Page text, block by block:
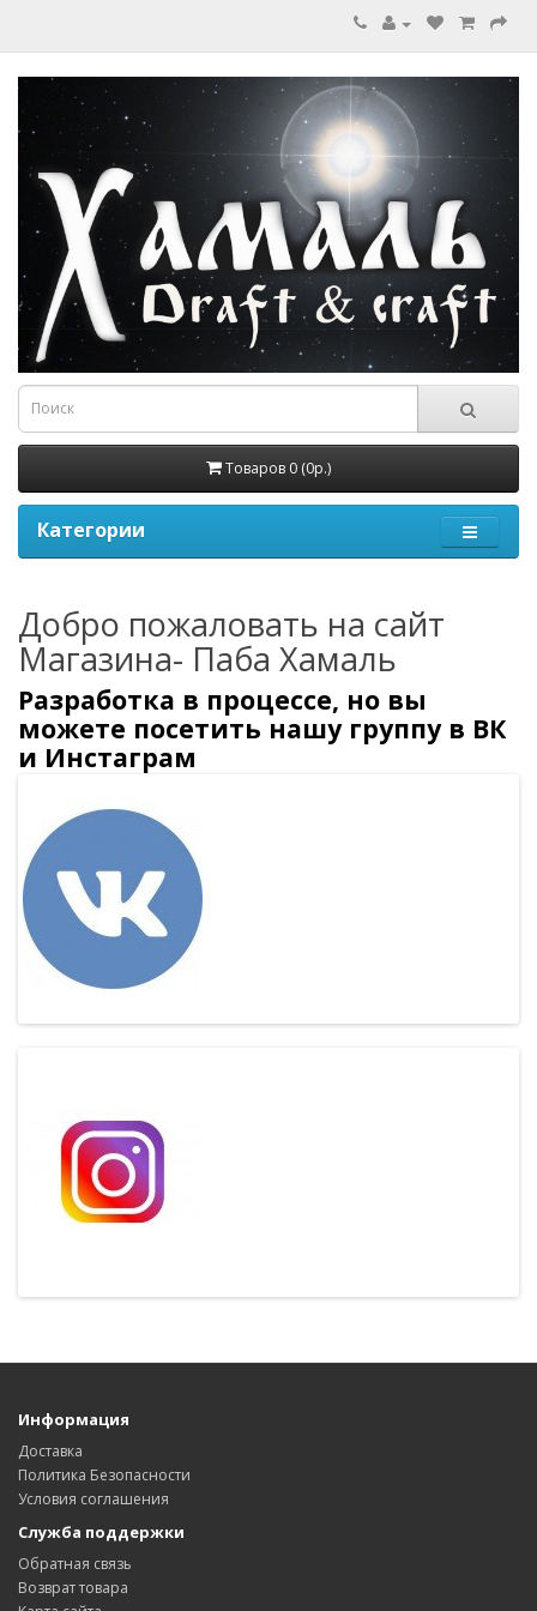
Товаров 0 (0р.)
Категории
Добро пожаловать на сайт
Магазина- Паба Хамаль
Разработка в процессе, но вы
можете посетить нашу группу в ВК
и Инстаграм
Информация
Доставка
Политика Безопасности
Условия соглашения
Служба поддержки
Обратная связь
Возврат товара